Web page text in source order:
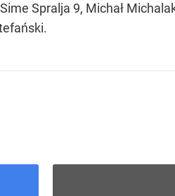
Spralja 9, Michał